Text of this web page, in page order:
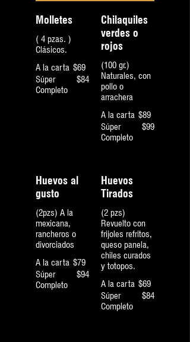
Molletes
( 4 pzas. )
Clásicos.
A la carta $69
Súper
Completo
$84
Chilaquiles
verdes o
rojos
(100 gr.)
Naturales, con
pollo o
arrachera
A la carta $89
Súper
Completo
$99
Huevos al
gusto
(2pzs) A la
mexicana,
rancheros o
divorciados
A la carta $79
Súper
Completo
$94
Huevos
Tirados
(2 pzs)
Revuelto con
frijoles refritos,
queso panela,
chiles curados
y totopos.
A la carta $69
Súper
Completo
$84